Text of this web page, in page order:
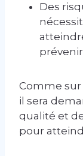
Des
Comme sur
il sera
qualité et
pour